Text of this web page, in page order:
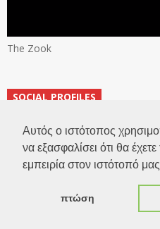
Αυτός ο ιστότοπος
να εξασφαλίσει ότι θα
εμπειρία στον ιστότοπό
πτώση
The Zook
SOCIAL PROFILES